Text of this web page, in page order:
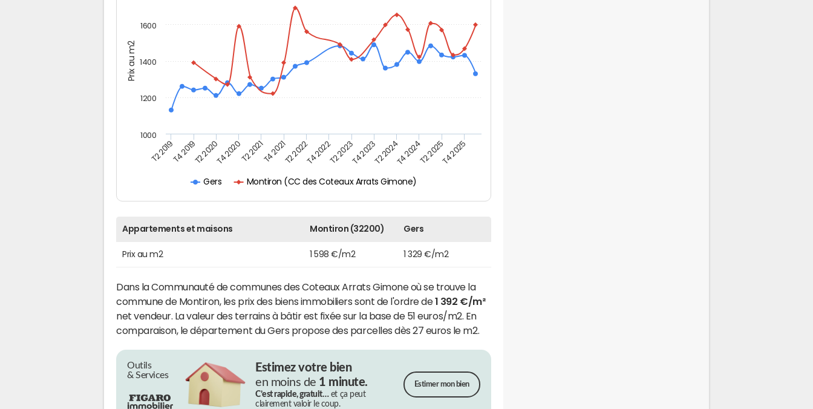
Prix au m2
Gers Montiron (CC des Coteaux Arrats Gimone)
T2 2019T4 2019T2 2020T4 2020T2 2021T4 2021T2 2022T4 2022T2 2023T4 2023T2 2024T4 2024T2 2025T4 2025
1000
1200
1400
1600
Appartements et maisons Montiron (32200) Gers
Prix au m2 1 598 €/m2 1 329 €/m2
Dans la Communauté de communes des Coteaux Arrats Gimone où se trouve la
commune de Montiron, les prix des biens immobiliers sont de l'ordre de1 392 €/m²
net vendeur. La valeur des terrains à bâtir est fixée sur la base de 51 euros/m2. En
comparaison, le département du Gers propose des parcelles dès 27 euros le m2.
Outils
& Services
Estimez votre bien
en moins de 1 minute.
C’est rapide, gratuit…et ça peut
clairement valoir le coup.
Estimer mon bien